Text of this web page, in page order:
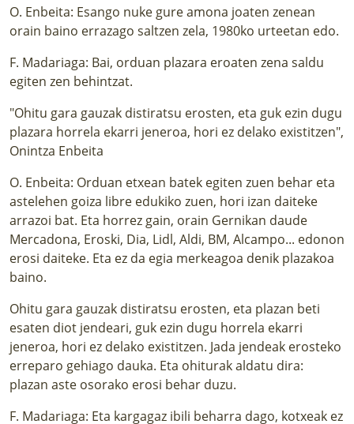
O. Enbeita: Esango nuke gure amona joaten zenean
orain baino errazago saltzen zela, 1980ko urteetan edo.
F. Madariaga: Bai, orduan plazara eroaten zena saldu
egiten zen behintzat.
"Ohitu gara gauzak distiratsu erosten, eta guk ezin dugu
plazara horrela ekarri jeneroa, hori ez delako existitzen",
Onintza Enbeita
O. Enbeita: Orduan etxean batek egiten zuen behar eta
astelehen goiza libre edukiko zuen, hori izan daiteke
arrazoi bat. Eta horrez gain, orain Gernikan daude
Mercadona, Eroski, Dia, Lidl, Aldi, BM, Alcampo... edonon
erosi daiteke. Eta ez da egia merkeagoa denik plazakoa
baino.
Ohitu gara gauzak distiratsu erosten, eta plazan beti
esaten diot jendeari, guk ezin dugu horrela ekarri
jeneroa, hori ez delako existitzen. Jada jendeak erosteko
erreparo gehiago dauka. Eta ohiturak aldatu dira:
plazan aste osorako erosi behar duzu.
F. Madariaga: Eta kargagaz ibili beharra dago, kotxeak ez